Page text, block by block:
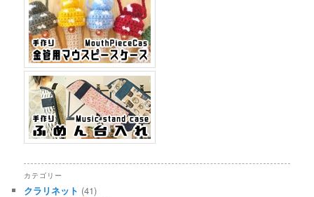
カテゴリー
クラリネット (41)